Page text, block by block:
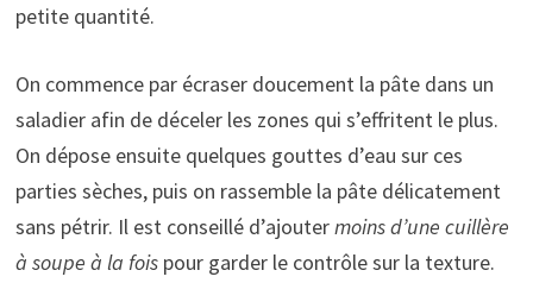
petite quantité.
On commence par écraser doucement la pâte dans un
saladier afin de déceler les zones qui s’effritent le plus.
On dépose ensuite quelques gouttes d’eau sur ces
parties sèches, puis on rassemble la pâte délicatement
sans pétrir. Il est conseillé d’ajoutermoins d’une cuillère
à soupe à la foispour garder le contrôle sur la texture.